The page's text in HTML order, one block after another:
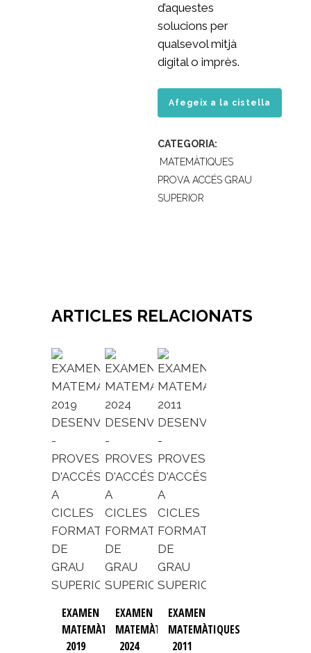
d’aquestes
solucions per
qualsevol mitjà
digital o imprès.
EXAMEN
2025
DESENVOLUPAT
-
CICLES
DE
GRAU
SUPERIOR
Afegeix a la cistella
CATEGORIA:
MATEMÀTIQUES
PROVA ACCÉS GRAU
SUPERIOR
ARTICLES RELACIONATS
EXAMEN
MATEMÀTIQUES
2019
EXAMEN
MATEMÀTIQUES
2024
EXAMEN
MATEMÀTIQUES
2011